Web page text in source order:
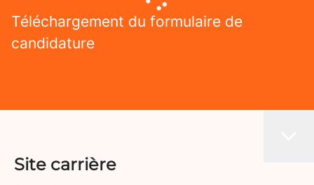
Téléchargement du formulaire de
candidature
Site carrière